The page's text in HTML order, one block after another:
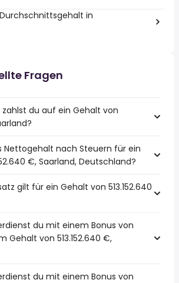
in
Fragen
zahlst du auf ein Gehalt von
Nettogehalt nach Steuern für ein
€, Saarland, Deutschland?
gilt für ein Gehalt von 513.152.640
du mit einem Bonus von
Gehalt von 513.152.640 €,
du mit einem Bonus von